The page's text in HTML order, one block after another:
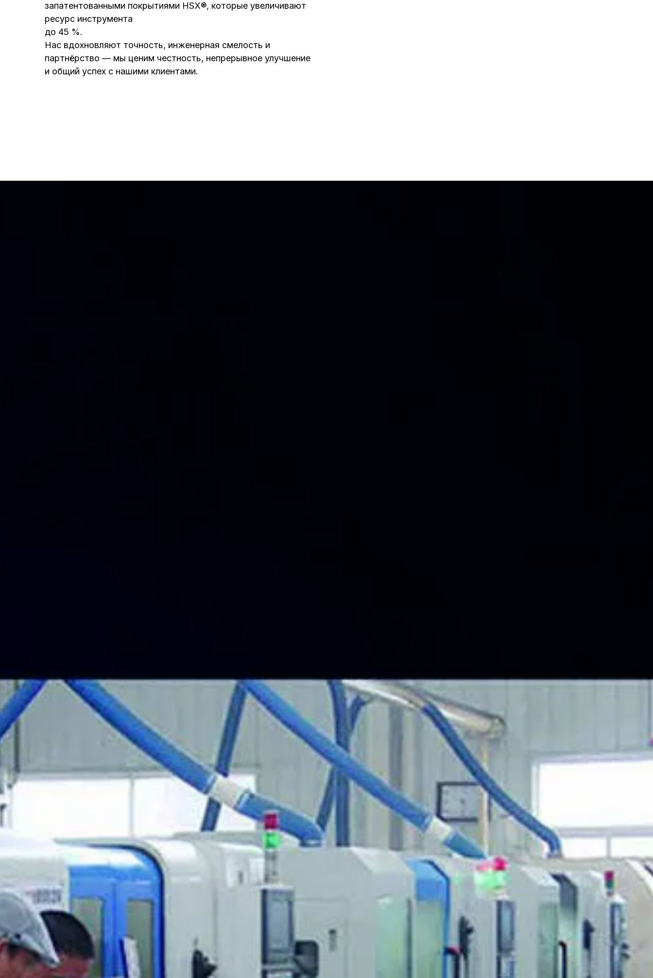
запатентованными покрытиями HSX®, которые увеличивают
ресурс инструмента
до 45 %.
Нас вдохновляют точность, инженерная смелость и
партнёрство — мы ценим честность, непрерывное улучшение
и общий успех с нашими клиентами.